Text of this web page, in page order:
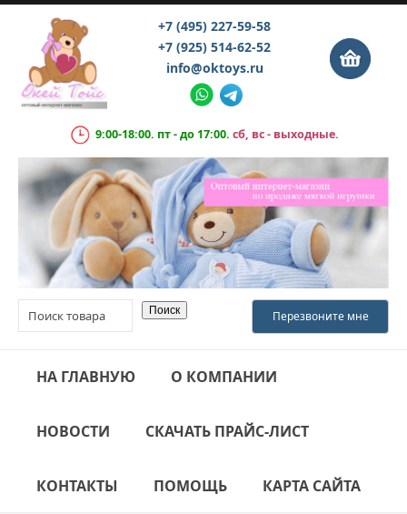
+7 (495) 227-59-58
+7 (925) 514-62-52
info@oktoys.ru
9:00-18:00. пт - до 17:00. сб, вс - выходные.
НА ГЛАВНУЮ О КОМПАНИИ
НОВОСТИ СКАЧАТЬ ПРАЙС-ЛИСТ
КОНТАКТЫ ПОМОЩЬ КАРТА САЙТА